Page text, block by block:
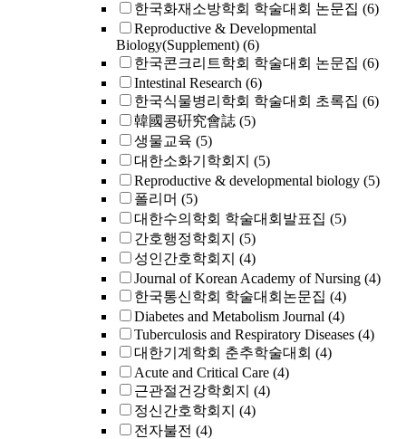
한국화재소방학회 학술대회 논문집 (6)
Reproductive & Developmental
Biology(Supplement) (6)
한국콘크리트학회 학술대회 논문집 (6)
Intestinal Research (6)
한국식물병리학회 학술대회 초록집 (6)
韓國콩硏究會誌 (5)
생물교육 (5)
대한소화기학회지 (5)
Reproductive & developmental biology (5)
폴리머 (5)
대한수의학회 학술대회발표집 (5)
간호행정학회지 (5)
성인간호학회지 (4)
Journal of Korean Academy of Nursing (4)
한국통신학회 학술대회논문집 (4)
Diabetes and Metabolism Journal (4)
Tuberculosis and Respiratory Diseases (4)
대한기계학회 춘추학술대회 (4)
Acute and Critical Care (4)
근관절건강학회지 (4)
정신간호학회지 (4)
전자불전 (4)